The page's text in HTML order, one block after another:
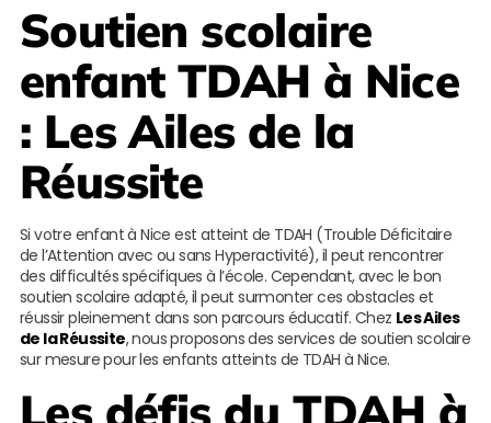
Soutien scolaire
enfant TDAH à Nice
: Les Ailes de la
Réussite
Si votre enfant à Nice est atteint de TDAH (Trouble Déficitaire
de l’Attention avec ou sans Hyperactivité), il peut rencontrer
des difficultés spécifiques à l’école. Cependant, avec le bon
soutien scolaire adapté, il peut surmonter ces obstacles et
réussir pleinement dans son parcours éducatif. Chez Les Ailes
de la Réussite, nous proposons des services de soutien scolaire
sur mesure pour les enfants atteints de TDAH à Nice.